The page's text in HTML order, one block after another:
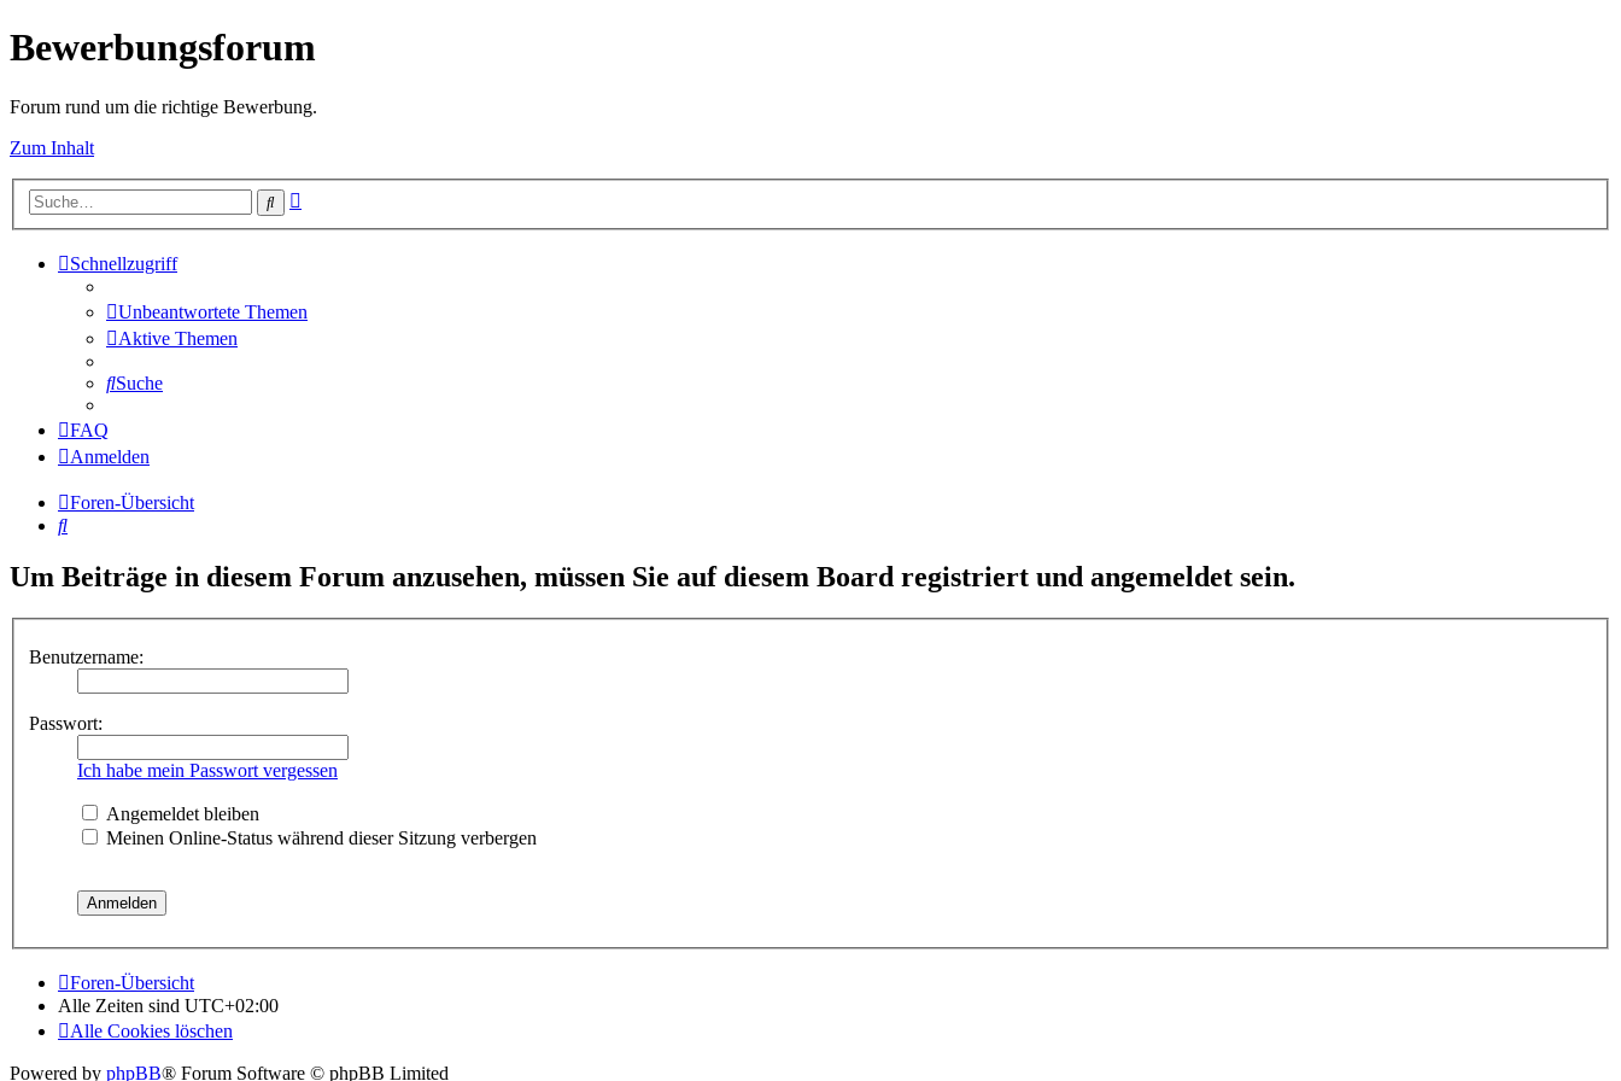
Bewerbungsforum
Forum rund um die richtige Bewerbung.
Zum Inhalt
Suche
Schnellzugriff
Unbeantwortete Themen
Aktive Themen
Suche
FAQ
Anmelden
Foren-Übersicht
Suche
Um Beiträge in diesem Forum anzusehen, müssen Sie auf diesem Board registriert und angemeldet sein.
Benutzername:
Passwort:
Ich habe mein Passwort vergessen
Angemeldet bleiben
Meinen Online-Status während dieser Sitzung verbergen
Foren-Übersicht
Alle Zeiten sind UTC+02:00
Alle Cookies löschen
Powered by phpBB® Forum Software © phpBB Limited